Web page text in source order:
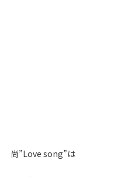
尚”Love song”は